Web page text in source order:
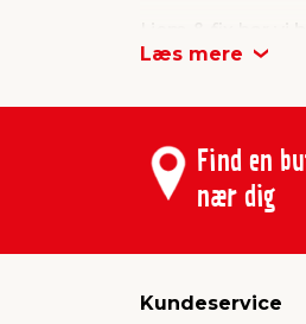
hænge stabilt og
Læs mere
Find en
nær dig
Kundeservice